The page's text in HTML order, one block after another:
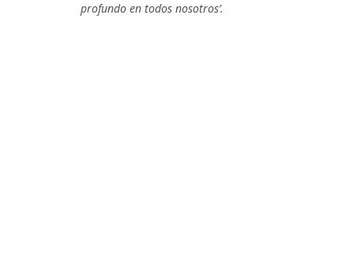
profundo en todos nosotros’.